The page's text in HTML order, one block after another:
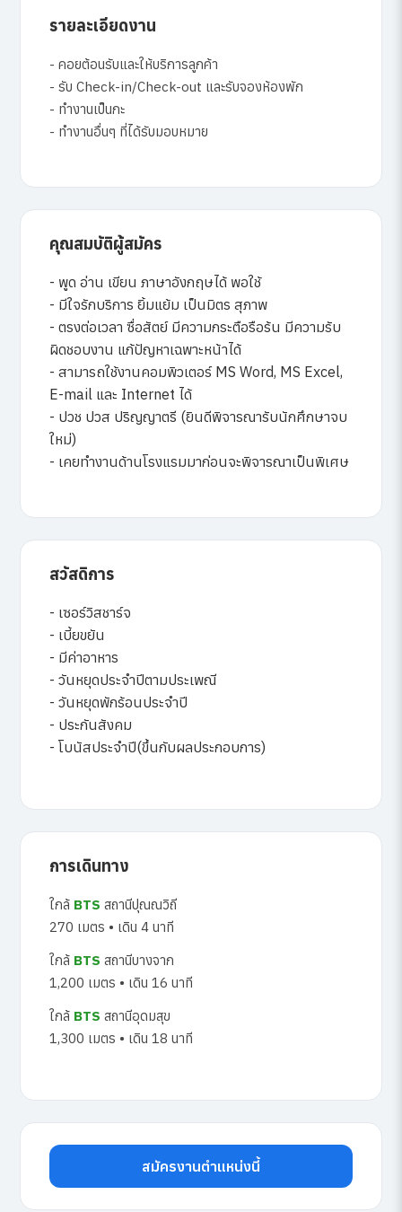
รายละเอียดงาน
- คอยต้อนรับและให้บริการลูกค้า
- รับ Check-in/Check-out และรับจองห้องพัก
- ทำงานเป็นกะ
- ทำงานอื่นๆ ที่ได้รับมอบหมาย
คุณสมบัติผู้สมัคร
- พูด อ่าน เขียน ภาษาอังกฤษได้ พอใช้
- มีใจรักบริการ ยิ้มแย้ม เป็นมิตร สุภาพ
- ตรงต่อเวลา ซื่อสัตย์ มีความกระตือรือร้น มีความรับ
ผิดชอบงาน แก้ปัญหาเฉพาะหน้าได้
- สามารถใช้งานคอมพิวเตอร์ MS Word, MS Excel,
E-mail และ Internet ได้
- ปวช ปวส ปริญญาตรี (ยินดีพิจารณารับนักศึกษาจบ
ใหม่)
- เคยทำงานด้านโรงแรมมาก่อนจะพิจารณาเป็นพิเศษ
สวัสดิการ
- เซอร์วิสชาร์จ
- เบี้ยขยัน
- มีค่าอาหาร
- วันหยุดประจำปีตามประเพณี
- วันหยุดพักร้อนประจำปี
- ประกันสังคม
- โบนัสประจำปี(ขึ้นกับผลประกอบการ)
การเดินทาง
ใกล้ BTS สถานีปุณณวิถี
270 เมตร • เดิน 4 นาที
ใกล้ BTS สถานีบางจาก
1,200 เมตร • เดิน 16 นาที
ใกล้ BTS สถานีอุดมสุข
1,300 เมตร • เดิน 18 นาที
สมัครงานตำแหน่งนี้